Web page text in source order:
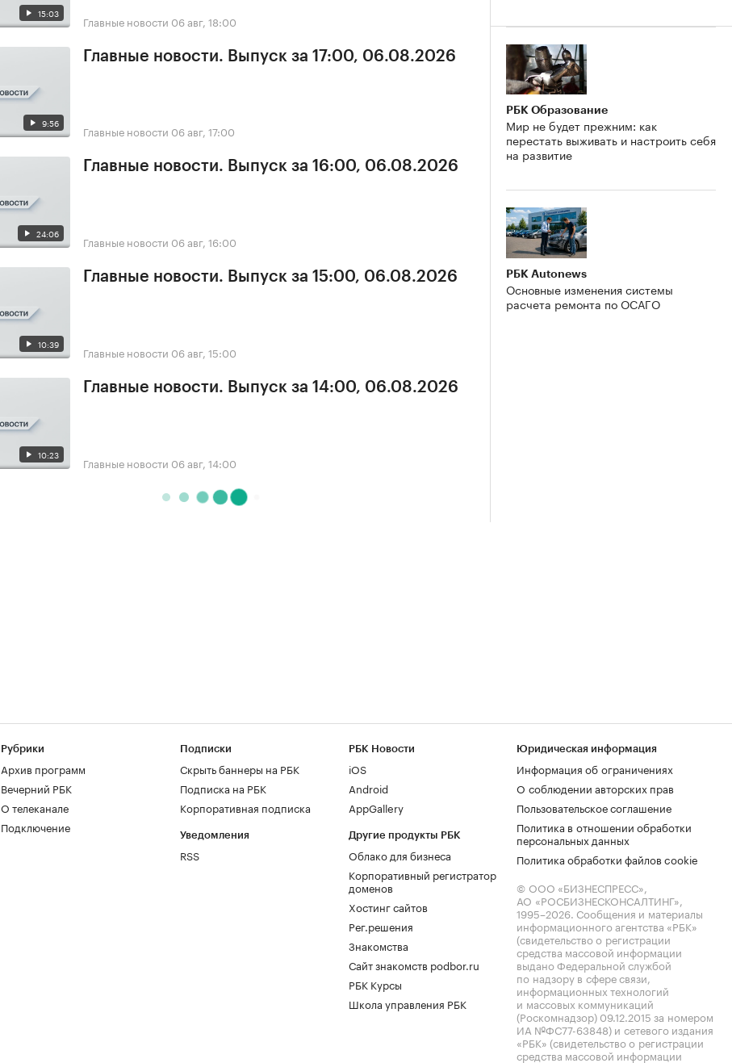
15:03 Главные новости 06 авг, 18:00
9:56
Главные новости. Выпуск за 17:00, 06.08.2026
Главные новости 06 авг, 17:00
24:06
Главные новости. Выпуск за 16:00, 06.08.2026
Главные новости 06 авг, 16:00
10:39
Главные новости. Выпуск за 15:00, 06.08.2026
Главные новости 06 авг, 15:00
10:23
Главные новости. Выпуск за 14:00, 06.08.2026
Главные новости 06 авг, 14:00
РБК Образование
Мир не будет прежним: как
перестать выживать и настроить себя
на развитие
РБК Autonews
Основные изменения системы
расчета ремонта по ОСАГО
Рубрики
Архив программ
Вечерний РБК
О телеканале
Подключение
Подписки
Скрыть баннеры на РБК
Подписка на РБК
Корпоративная подписка
Уведомления
RSS
РБК Новости
iOS
Android
AppGallery
Другие продукты РБК
Облако для бизнеса
Корпоративный регистратор
доменов
Хостинг сайтов
Рег.решения
Знакомства
Сайт знакомств podbor.ru
РБК Курсы
Школа управления РБК
Юридическая информация
Информация об ограничениях
О соблюдении авторских прав
Пользовательское соглашение
Политика в отношении обработки
персональных данных
Политика обработки файлов cookie
© ООО «БИЗНЕСПРЕСС»,
АО «РОСБИЗНЕСКОНСАЛТИНГ»,
1995–2026. Сообщения и материалы
информационного агентства «РБК»
(свидетельство о регистрации
средства массовой информации
выдано Федеральной службой
по надзору в сфере связи,
информационных технологий
и массовых коммуникаций
(Роскомнадзор) 09.12.2015 за номером
ИА №ФС77-63848) и сетевого издания
«РБК» (свидетельство о регистрации
средства массовой информации